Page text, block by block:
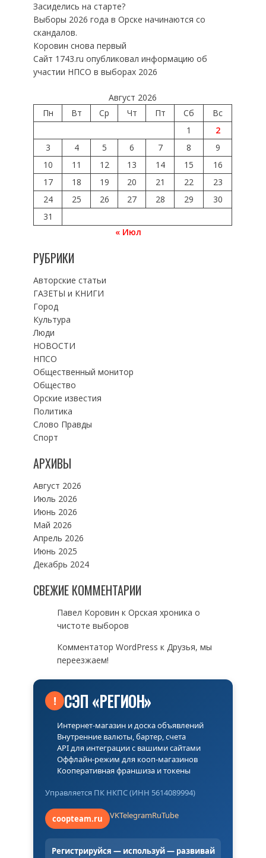
Засиделись на старте?
Выборы 2026 года в Орске начинаются со
скандалов.
Коровин снова первый
Сайт 1743.ru опубликовал информацию об
участии НПСО в выборах 2026
Август 2026
Пн
Вт Ср Чт Пт Сб
Вс
1
2
3
4 5 6 7 8
9
10
11 12 13 14 15
16
17
18 19 20 21 22
23
24
25 26 27 28 29
30
31
« Июл
РУБРИКИ
Авторские статьи
ГАЗЕТЫ и КНИГИ
Город
Культура
Люди
НОВОСТИ
НПСО
Общественный монитор
Общество
Орские известия
Политика
Слово Правды
Спорт
АРХИВЫ
Август 2026
Июль 2026
Июнь 2026
Май 2026
Апрель 2026
Июнь 2025
Декабрь 2024
СВЕЖИЕ КОММЕНТАРИИ
Павел Коровин кОрская хроника о
чистоте выборов
Комментатор WordPress кДрузья, мы
переезжаем!
! СЭП «РЕГИОН»
Интернет-магазин и доска объявлений
Внутренние валюты, бартер, счета
API для интеграции с вашими сайтами
Оффлайн-режим для кооп-магазинов
Кооперативная франшиза и токены
Управляется ПК НКПС (ИНН 5614089994)
coopteam.ru VKTelegramRuTube
Регистрируйся — используй — развивай